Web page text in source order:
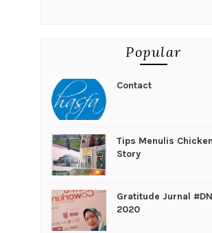
Popular
Contact
Tips Menulis
Story
Gratitude Jurnal
2020